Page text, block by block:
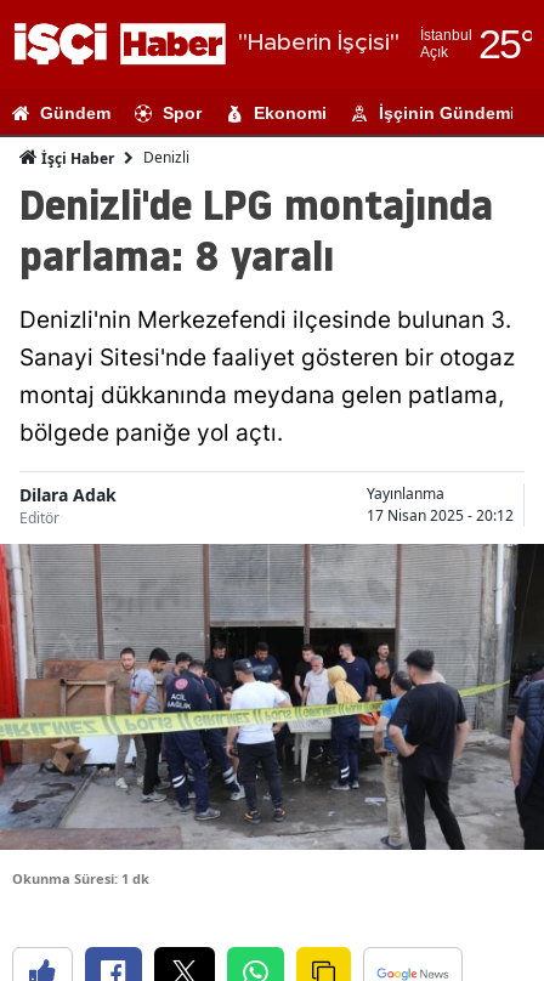
"Haberin İşçisi"
İstanbul
Açık
25°
Adıyaman
Ağrı
Ankara
Antalya
Aydın
Balıkesir
Bilecik
Bingöl
Bitlis
Bolu
Burdur
Bursa
Çorum
Gündem Spor Ekonomi İşçinin Gündemi
İşçi Haber Denizli
Denizli'de LPG montajında
parlama: 8 yaralı
Denizli'nin Merkezefendi ilçesinde bulunan 3.
Sanayi Sitesi'nde faaliyet gösteren bir otogaz
montaj dükkanında meydana gelen patlama,
bölgede paniğe yol açtı.
Dilara Adak
Editör
Yayınlanma
17 Nisan 2025 - 20:12
Okunma Süresi: 1 dk